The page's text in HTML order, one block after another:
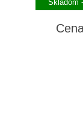
Skladom